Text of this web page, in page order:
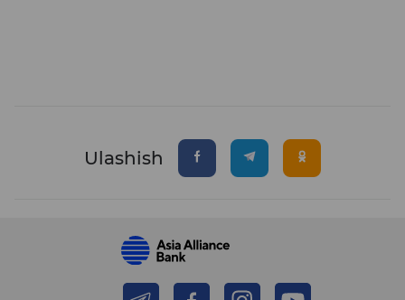
Ulashish